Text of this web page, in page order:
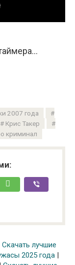
2007 года
Крис Такер
криминал
Скачать лучшие
2025 года